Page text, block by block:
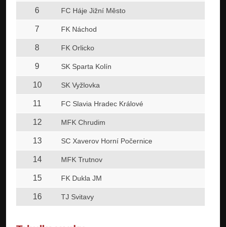
6 FC Háje Jižní Město
7 FK Náchod
8 FK Orlicko
9 SK Sparta Kolín
10 SK Vyžlovka
11 FC Slavia Hradec Králové
12 MFK Chrudim
13 SC Xaverov Horní Počernice
14 MFK Trutnov
15 FK Dukla JM
16 TJ Svitavy